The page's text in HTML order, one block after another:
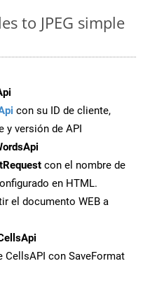
to JPEG simple
con su ID de cliente,
y versión de API
con el nombre de
en HTML.
el documento WEB a
CellsAPI con SaveFormat